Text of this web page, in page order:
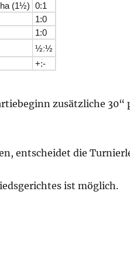
(1½) 0:1
1:0
1:0
½:½
+:-
zusätzliche
entscheidet die
ist möglich.